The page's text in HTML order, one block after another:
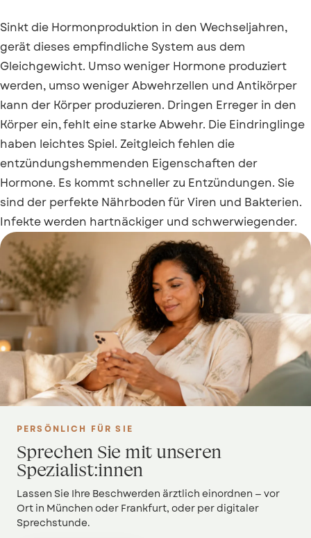
Sinkt die Hormonproduktion in den Wechseljahren,
gerät dieses empfindliche System aus dem
Gleichgewicht. Umso weniger Hormone produziert
werden, umso weniger Abwehrzellen und Antikörper
kann der Körper produzieren. Dringen Erreger in den
Körper ein, fehlt eine starke Abwehr. Die Eindringlinge
haben leichtes Spiel. Zeitgleich fehlen die
entzündungshemmenden Eigenschaften der
Hormone. Es kommt schneller zu Entzündungen. Sie
sind der perfekte Nährboden für Viren und Bakterien.
Infekte werden hartnäckiger und schwerwiegender.
PERSÖNLICH FÜR SIE
Sprechen Sie mit unseren
Spezialist:innen
Lassen Sie Ihre Beschwerden ärztlich einordnen — vor
Ort in München oder Frankfurt, oder per digitaler
Sprechstunde.